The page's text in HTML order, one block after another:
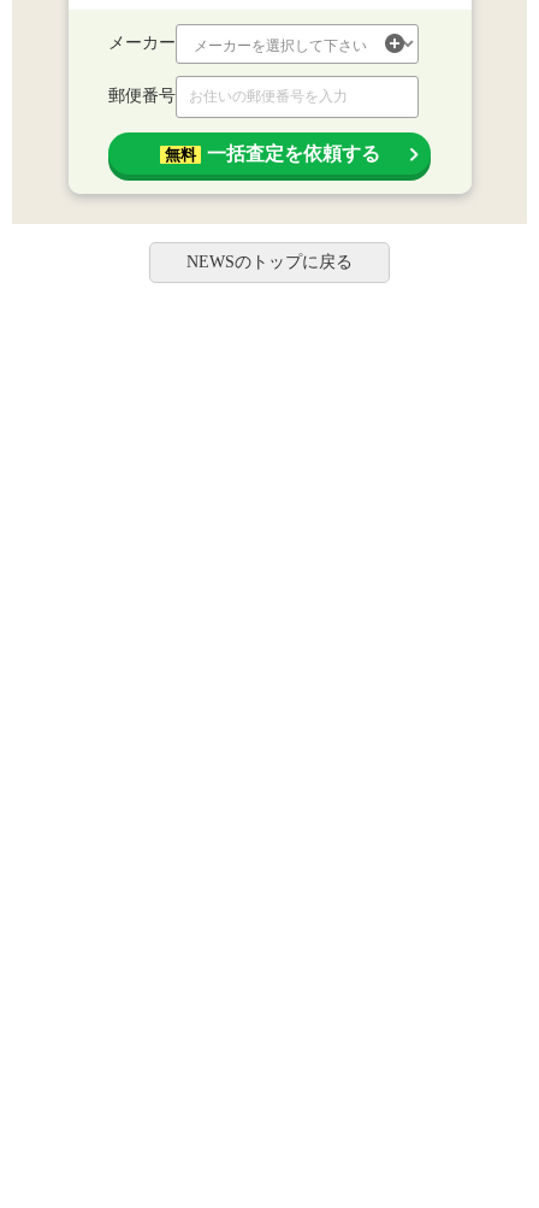
メーカー
郵便番号
無料 一括査定を依頼する
NEWSのトップに戻る